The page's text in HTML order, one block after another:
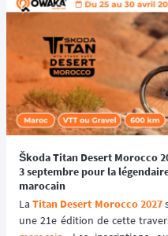
Škoda Titan Desert Morocco
3 septembre pour la
marocain
La Titan Desert Morocco 2027
une 21e édition de cette